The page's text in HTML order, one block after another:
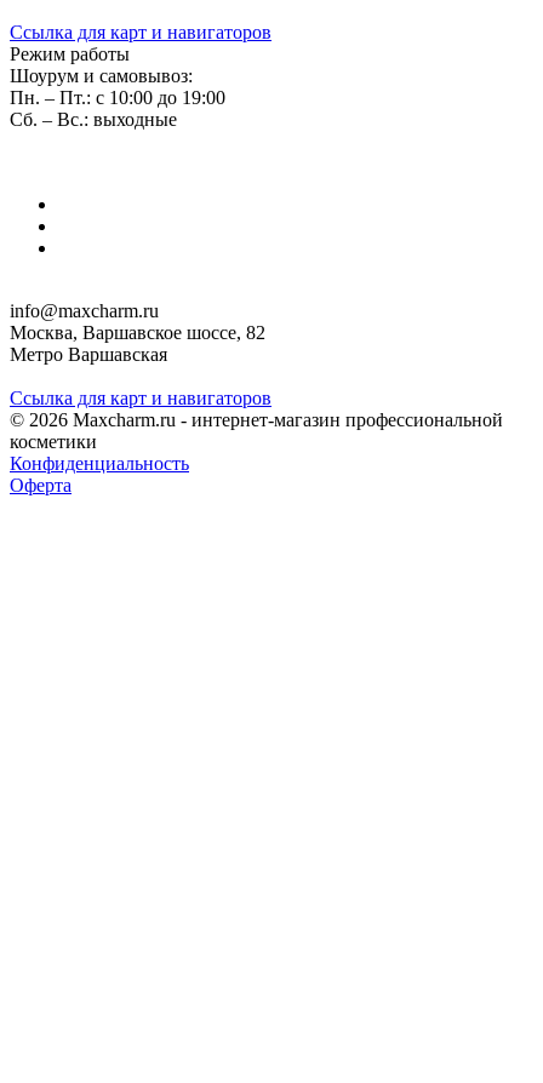
Ссылка для карт и навигаторов
Режим работы
Шоурум и самовывоз:
Пн. – Пт.: с 10:00 до 19:00
Сб. – Вс.: выходные
info@maxcharm.ru
Москва, Варшавское шоссе, 82
Метро Варшавская
Ссылка для карт и навигаторов
© 2026 Maxcharm.ru - интернет-магазин профессиональной
косметики
Конфиденциальность
Оферта